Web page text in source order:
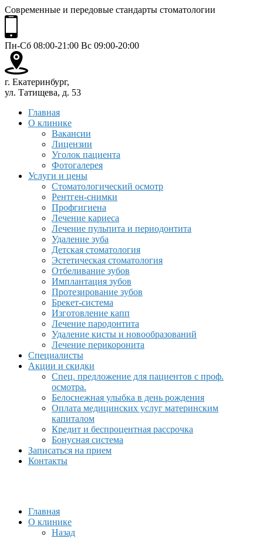
Современные и передовые стандарты стоматологии
Пн-Сб 08:00-21:00 Вс 09:00-20:00
г. Екатеринбург,
ул. Татищева, д. 53
Главная
О клинике
Вакансии
Лицензии
Уголок пациента
Фотогалерея
Услуги и цены
Стоматологический осмотр
Рентген-снимки
Профгигиена
Лечение кариеса
Лечение пульпита и периодонтита
Удаление зуба
Детская стоматология
Эстетическая стоматология
Отбеливание зубов
Имплантация зубов
Протезирование зубов
Брекет-система
Изготовление капп
Лечение пародонтита
Удаление кисты и новообразований
Лечение перикоронита
Специалисты
Акции и скидки
Спец. предложение для пациентов с проф.
осмотра.
Белоснежная улыбка в день рождения
Оплата медицинских услуг материнским
капиталом
Кредит и беспроцентная рассрочка
Бонусная система
Записаться на прием
Контакты
Главная
О клинике
Назад